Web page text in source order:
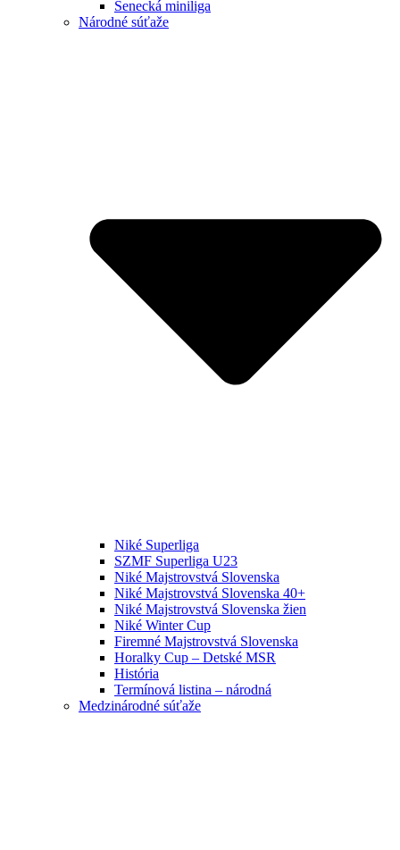
Senecká miniliga
Národné súťaže
Niké Superliga
SZMF Superliga U23
Niké Majstrovstvá Slovenska
Niké Majstrovstvá Slovenska 40+
Niké Majstrovstvá Slovenska žien
Niké Winter Cup
Firemné Majstrovstvá Slovenska
Horalky Cup – Detské MSR
História
Termínová listina – národná
Medzinárodné súťaže